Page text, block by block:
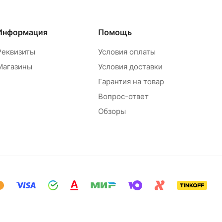
Помощь
Условия оплаты
Условия доставки
Гарантия на товар
Вопрос-ответ
Обзоры